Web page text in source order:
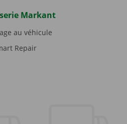
Markant
au véhicule
Repair